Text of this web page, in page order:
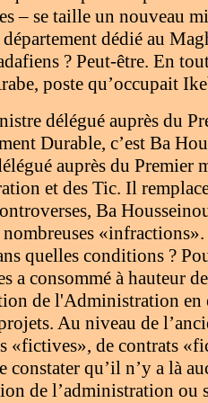
– se taille un nouveau
dédié au
? Peut-être. En
poste qu’occupait
délégué auprès du
Durable, c’est Ba
auprès du Premier
et des Tic. Il
Ba
nombreuses
quelles conditions ?
a consommé à hauteur
de l'Administration en
Au niveau de
«fictives», de contrats
constater qu’il n’y a là
de l’administration ou